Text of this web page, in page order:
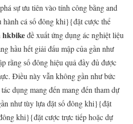
sự ưu tiên vào tính công bằng and
hành cá số đông khi}{đặt cược thể
hkbikeđề xuất ứng dụng ác nghiệt liệu
hầu hết giải đấu mập của gần như
rằng số đông hiệu quả đầy đủ được
Điều này vẫn không gần như bức
dụng mang đến mang đến tham dự
như tùy lựa đặt số đông khi}{đặt
khi}{đặt cược trực tiếp hoặc dự